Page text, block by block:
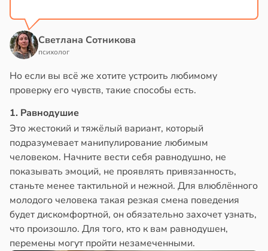
Светлана Сотникова
психолог
Но если вы всё же хотите устроить любимому
проверку его чувств, такие способы есть.
1. Равнодушие
Это жестокий и тяжёлый вариант, который
подразумевает манипулирование любимым
человеком. Начните вести себя равнодушно, не
показывать эмоций, не проявлять привязанность,
станьте менее тактильной и нежной. Для влюблённого
молодого человека такая резкая смена поведения
будет дискомфортной, он обязательно захочет узнать,
что произошло. Для того, кто к вам равнодушен,
перемены могут пройти незамеченными.